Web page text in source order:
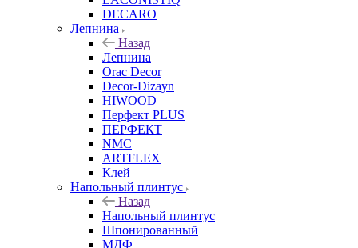
DECARO
Лепнина
Назад
Лепнина
Orac Decor
Decor-Dizayn
HIWOOD
Перфект PLUS
ПЕРФЕКТ
NMC
ARTFLEX
Клей
Напольный плинтус
Назад
Напольный плинтус
Шпонированный
МДФ